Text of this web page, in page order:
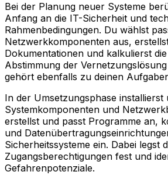
Bei der Planung neuer Systeme
Anfang an die IT-Sicherheit und
Rahmenbedingungen. Du wählst
Netzwerkkomponenten aus,
Dokumentationen und kalkulierst
Abstimmung der
gehört ebenfalls zu deinen
In der Umsetzungsphase
Systemkomponenten und
erstellst und passt Programme an,
und
Sicherheitssysteme ein. Dabei legst
Zugangsberechtigungen fest und
Gefahrenpotenziale.